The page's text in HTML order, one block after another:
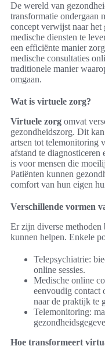
De wereld van
transformatie ondergaan
concept verwijst naar
medische diensten te
een efficiënte manier
medische consultaties
traditionele manier
omgaan.
Wat is virtuele zorg?
Virtuele zorg omvat
gezondheidszorg. Dit
artsen tot telemonitoring
afstand te
is voor mensen die
Patiënten kunnen
comfort van hun eigen
Verschillende vormen
Er zijn diverse methoden
kunnen helpen. Enkele
Telepsychiatrie:
online sessies.
Medische online
eenvoudig contact
naar de praktijk te
Telemonitoring:
Hoe transformeert